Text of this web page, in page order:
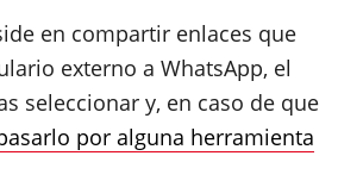
en compartir enlaces que
externo a WhatsApp, el
seleccionar y, en caso de que
por alguna herramienta